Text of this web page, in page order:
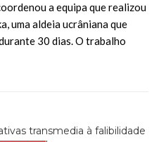
a equipa que realizou
uma aldeia ucrâniana que
30 dias. O trabalho